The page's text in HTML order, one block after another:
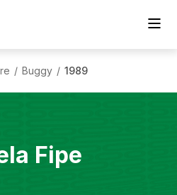
/ Buggy / 1989
Fipe